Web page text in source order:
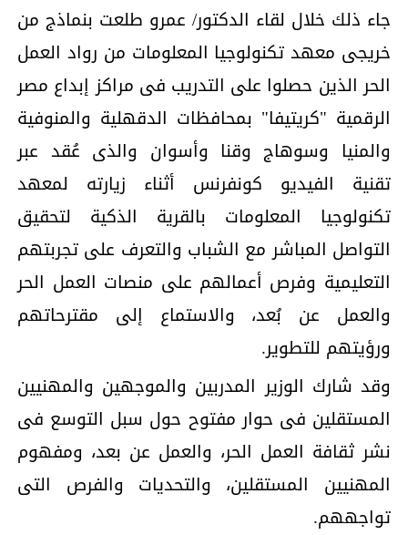
جاء ذلك خلال لقاء الدكتور/ عمرو طلعت بنماذج من
خريجى معهد تكنولوجيا المعلومات من رواد العمل
الحر الذين حصلوا على التدريب فى مراكز إبداع مصر
الرقمية "كريتيفا" بمحافظات الدقهلية والمنوفية
والمنيا وسوهاج وقنا وأسوان والذى عُقد عبر
تقنية الفيديو كونفرنس أثناء زيارته لمعهد
تكنولوجيا المعلومات بالقرية الذكية لتحقيق
التواصل المباشر مع الشباب والتعرف على تجربتهم
التعليمية وفرص أعمالهم على منصات العمل الحر
والعمل عن بُعد، والاستماع إلى مقترحاتهم
ورؤيتهم للتطوير.
وقد شارك الوزير المدربين والموجهين والمهنيين
المستقلين فى حوار مفتوح حول سبل التوسع فى
نشر ثقافة العمل الحر، والعمل عن بعد، ومفهوم
المهنيين المستقلين، والتحديات والفرص التى
تواجههم.